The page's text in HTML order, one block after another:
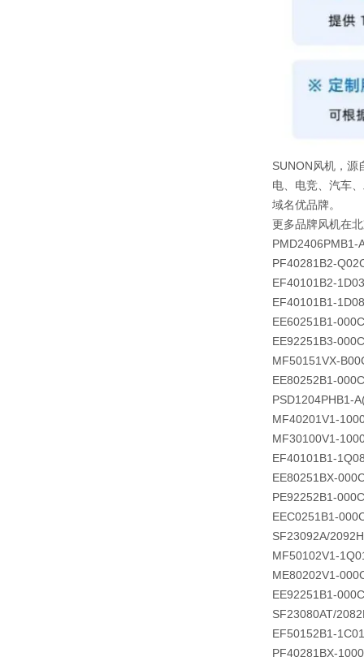
SUNON风机，源
电、电竞、汽车
域名优品牌。
更多品牌风机在
PMD2406PMB1-
PF40281B2-
EF40101B2-
EF40101B1-
EE60251B1-
EE92251B3-
MF50151VX-
EE80252B1-
PSD1204PHB1-
MF40201V1-
MF30100V1-
EF40101B1-
EE80251BX-
PE92252B1-
EEC0251B1-
SF23092A/
MF50102V1-
ME80202V1-
EE92251B1-
SF23080AT/
EF50152B1-
PF40281BX-